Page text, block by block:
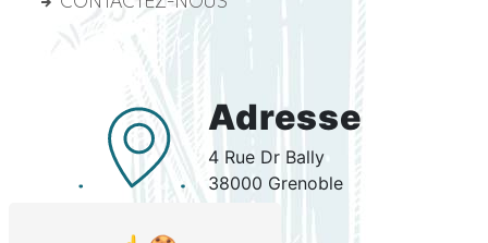
Adresse
4 Rue Dr Bally
38000 Grenoble